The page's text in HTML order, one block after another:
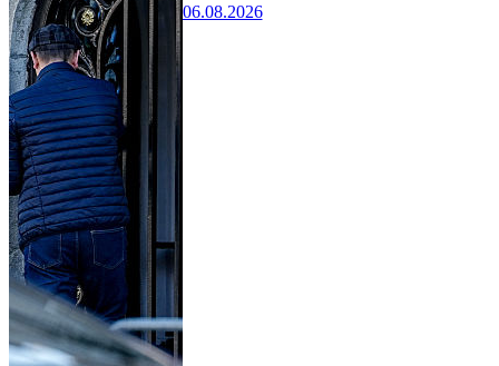
06.08.2026